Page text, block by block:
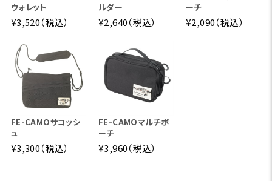
ウォレット
¥3,520（税込）
ルダー
¥2,640（税込）
ーチ
¥2,090（税込）
FE-CAMOサコッシ
ュ
¥3,300（税込）
FE-CAMOマルチポ
ーチ
¥3,960（税込）